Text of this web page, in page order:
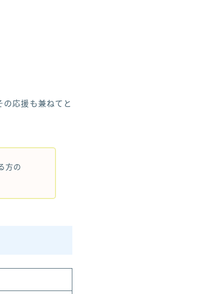
応援も兼ねてと
方の